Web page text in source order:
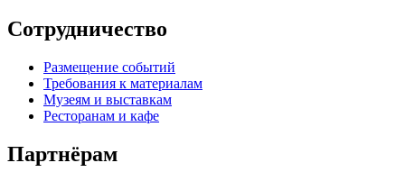
Сотрудничество
Размещение событий
Требования к материалам
Музеям и выставкам
Ресторанам и кафе
Партнёрам